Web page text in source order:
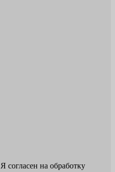
Я согласен на обработку